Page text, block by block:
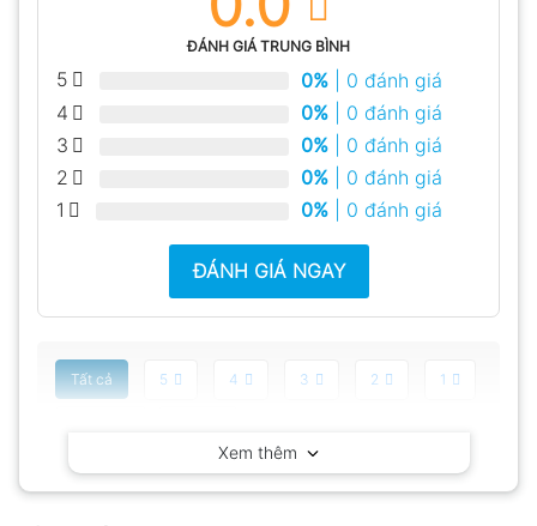
ĐÁNH GIÁ TRUNG BÌNH
5 0% | 0 đánh giá
4
0% | 0 đánh giá
3
0% | 0 đánh giá
2
0% | 0 đánh giá
1
0% | 0 đánh giá
ĐÁNH GIÁ NGAY
Tất cả 5 4 3 2 1
Chưa có đánh giá nào.
Xem thêm